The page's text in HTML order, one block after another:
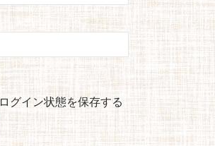
ログイン状態を保存する